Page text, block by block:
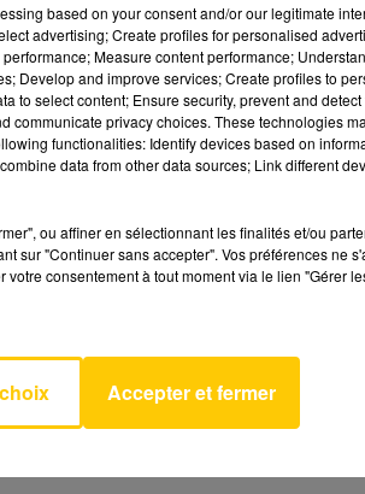
based on your consent and/or our legitimate
advertising; Create profiles for personalised
Measure content performance;
Develop and improve services; Create profiles to
to select content; Ensure security, prevent and
communicate privacy choices. These technologies
functionalities: Identify devices based on
data from other data sources; Link different
ou affiner en sélectionnant les finalités et/ou
sur "Continuer sans accepter". Vos préférences ne
consentement à tout moment via le lien "Gérer
Accepter et fermer